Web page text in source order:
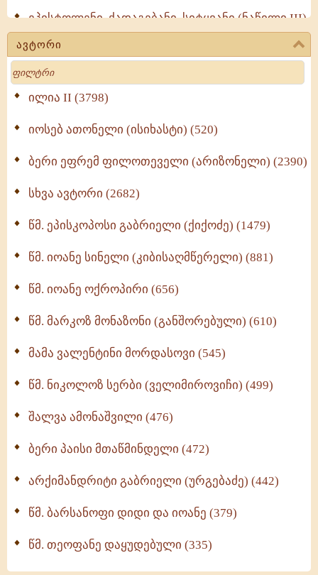
ეპისტოლენი, ქადაგებანი, სიტყვანი (ნაწილი III)
(723)
მოძღვრის ძალზე სასარგებლო რჩევები
მრევლისათვის (545)
Wisdomge (514)
ქადაგებანი გაბრიელ ეპისკოპოსისა - II ტომი
სულიერი ცხოვრების სახელმძღვანელო -
ნაწილი II (369)
ავტორი
Search
ილია II (3798)
იოსებ ათონელი (ისიხასტი) (520)
ბერი ეფრემ ფილოთეველი (არიზონელი) (2390)
სხვა ავტორი (2682)
წმ. ეპისკოპოსი გაბრიელი (ქიქოძე) (1479)
წმ. იოანე სინელი (კიბისაღმწერელი) (881)
წმ. იოანე ოქროპირი (656)
წმ. მარკოზ მონაზონი (განშორებული) (610)
მამა ვალენტინი მორდასოვი (545)
წმ. ნიკოლოზ სერბი (ველიმიროვიჩი) (499)
შალვა ამონაშვილი (476)
ბერი პაისი მთაწმინდელი (472)
არქიმანდრიტი გაბრიელი (ურგებაძე) (442)
წმ. ბარსანოფი დიდი და იოანე (379)
წმ. თეოფანე დაყუდებული (335)